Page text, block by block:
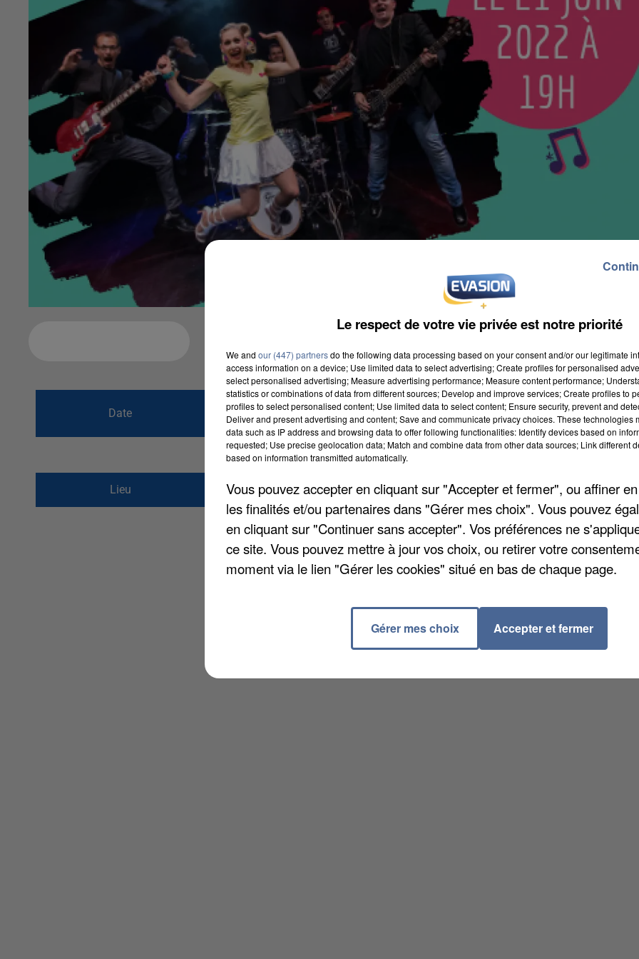
Date
du21 juin 2022 à 9h00
au21 juin 2022 à 19h59
Lieu
Parvis de la mairie
91530
Saint-Chéron
Le respect de votre vie privée est notre priorité
We and our (447) partnersdo the following data processing based on your consent and/or our legitimate
access information on a device; Use limited data to select advertising; Create profiles for personalised
select personalised advertising; Measure advertising performance; Measure content performance;
statistics or combinations of data from different sources; Develop and improve services; Create profiles to
profiles to select personalised content; Use limited data to select content; Ensure security, prevent and
Deliver and present advertising and content; Save and communicate privacy choices. These technologies
data such as IP address and browsing data to offer following functionalities: Identify devices based on
requested; Use precise geolocation data; Match and combine data from other data sources; Link different
based on information transmitted automatically.
Vous pouvez accepter en cliquant sur "Accepter et fermer", ou affiner
les finalités et/ou partenaires dans "Gérer mes choix". Vous pouvez
en cliquant sur "Continuer sans accepter". Vos préférences ne
ce site. Vous pouvez mettre à jour vos choix, ou retirer votre
moment via le lien "Gérer les cookies" situé en bas de chaque page.
Gérer mes choix Accepter et fermer